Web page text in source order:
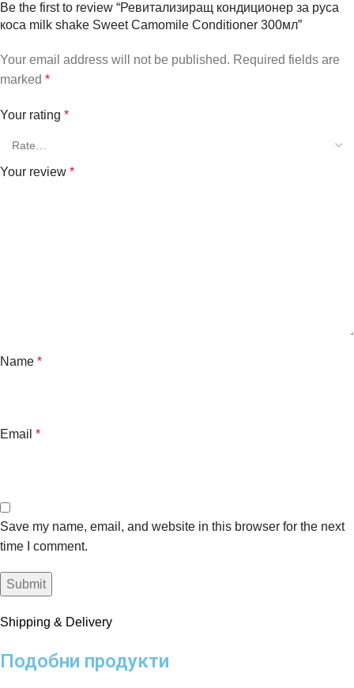
Be the first to review “Ревитализиращ кондиционер за руса
коса milk shake Sweet Camomile Conditioner 300мл”
Your email address will not be published. Required fields are
marked *
Your rating *
Your review *
Name *
Email *
Save my name, email, and website in this browser for the next
time I comment.
Shipping & Delivery
Подобни продукти